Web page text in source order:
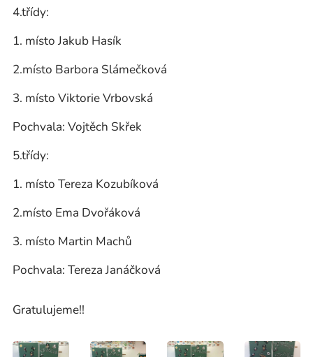
4.třídy:
1. místo Jakub Hasík
2.místo Barbora Slámečková
3. místo Viktorie Vrbovská
Pochvala: Vojtěch Skřek
5.třídy:
1. místo Tereza Kozubíková
2.místo Ema Dvořáková
3. místo Martin Machů
Pochvala: Tereza Janáčková
Gratulujeme!!